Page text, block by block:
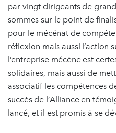
par vingt dirigeants de
sommes sur le point de
pour le mécénat de
réflexion mais aussi l’action
l’entreprise mécène est
solidaires, mais aussi de
associatif les compétences
succès de l’Alliance en
lancé, et il est promis à se